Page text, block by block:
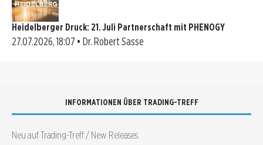
Heidelberger Druck: 21. Juli Partnerschaft mit PHENOGY
27.07.2026, 18:07 • Dr. Robert Sasse
INFORMATIONEN ÜBER TRADING-TREFF
Neu auf Trading-Treff / New Releases